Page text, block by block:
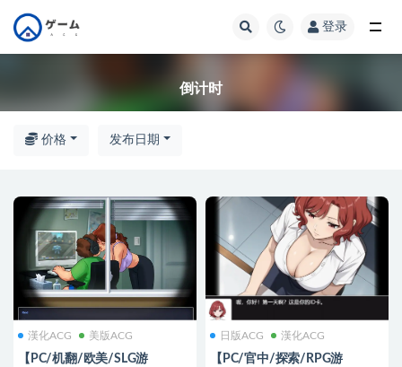
登录
倒计时
价格 发布日期
漢化ACG 美版ACG
【PC/机翻/欧美/SLG游
日版ACG 漢化ACG
【PC/官中/探索/RPG游